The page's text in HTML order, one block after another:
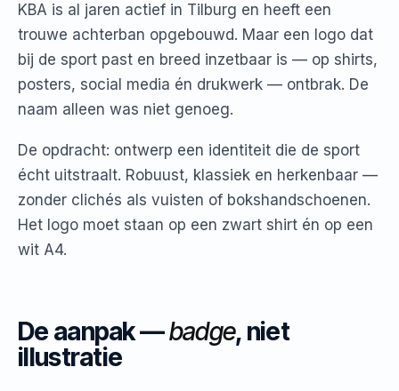
KBA is al jaren actief in Tilburg en heeft een
trouwe achterban opgebouwd. Maar een logo dat
bij de sport past en breed inzetbaar is — op shirts,
posters, social media én drukwerk — ontbrak. De
naam alleen was niet genoeg.
De opdracht: ontwerp een identiteit die de sport
écht uitstraalt. Robuust, klassiek en herkenbaar —
zonder clichés als vuisten of bokshandschoenen.
Het logo moet staan op een zwart shirt én op een
wit A4.
De aanpak —badge, niet
illustratie